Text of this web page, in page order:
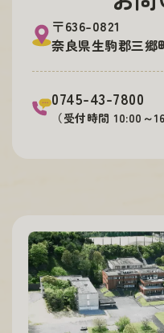
〒636-0821
奈良県生駒郡三郷
0745-43-7800
（受付時間 10:00～